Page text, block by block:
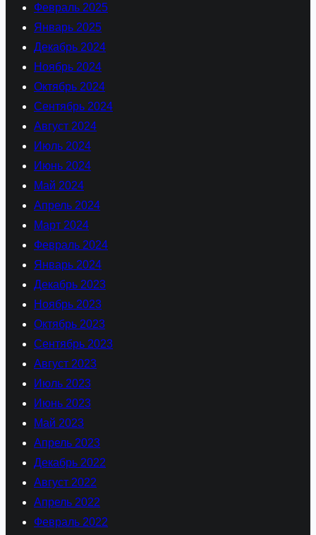
Февраль 2025
Январь 2025
Декабрь 2024
Ноябрь 2024
Октябрь 2024
Сентябрь 2024
Август 2024
Июль 2024
Июнь 2024
Май 2024
Апрель 2024
Март 2024
Февраль 2024
Январь 2024
Декабрь 2023
Ноябрь 2023
Октябрь 2023
Сентябрь 2023
Август 2023
Июль 2023
Июнь 2023
Май 2023
Апрель 2023
Декабрь 2022
Август 2022
Апрель 2022
Февраль 2022